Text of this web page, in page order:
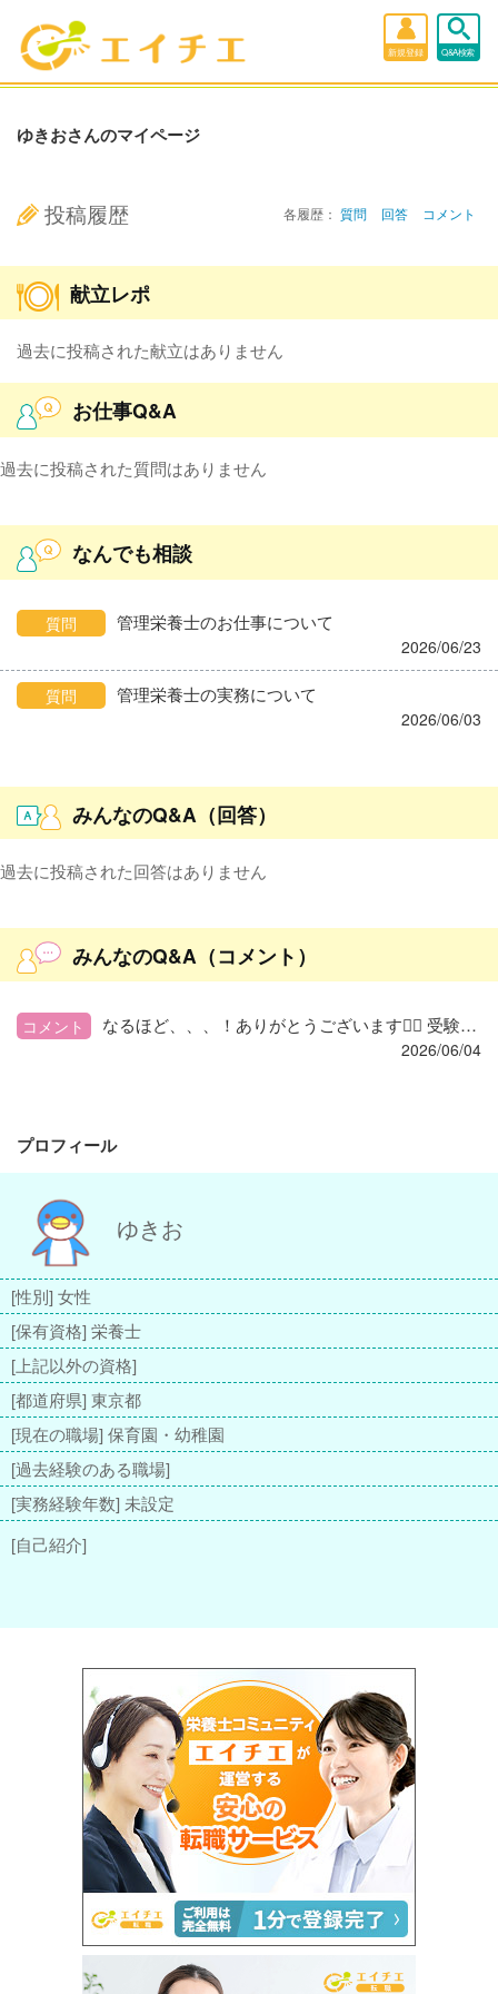
新規登録 Q&A検索
ゆきおさんのマイページ
投稿履歴 各履歴： 質問 回答 コメント
献立レポ
過去に投稿された献立はありません
お仕事Q&A
過去に投稿された質問はありません
なんでも相談
質問 管理栄養士のお仕事について
2026/06/23
質問 管理栄養士の実務について
2026/06/03
みんなのQ&A（回答）
過去に投稿された回答はありません
みんなのQ&A（コメント）
コメント なるほど、、、！ありがとうございます🙇‍♀️ 受験要領は毎年厚生労働省から出されているものでしょうか？？
2026/06/04
プロフィール
ゆきお
[性別] 女性
[保有資格] 栄養士
[上記以外の資格]
[都道府県] 東京都
[現在の職場] 保育園・幼稚園
[過去経験のある職場]
[実務経験年数] 未設定
[自己紹介]